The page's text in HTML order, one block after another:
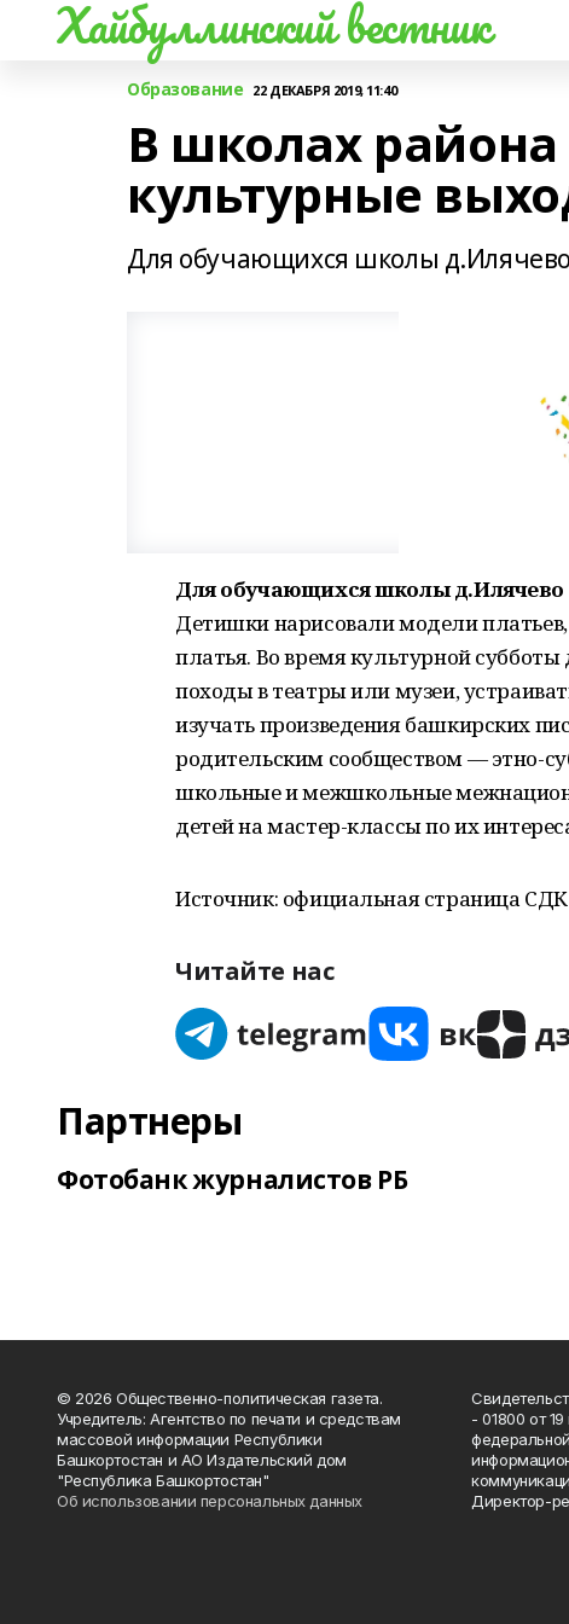
Хайбуллинский вестник
Образование 22 ДЕКАБРЯ 2019, 11:40
В школах
культурные
Для обучающихся школы д.Илячево
Для обучающихся школы д.Илячево
Детишки нарисовали модели
платья. Во время культурной
походы в театры или музеи,
изучать произведения башкирских
родительским сообществом — этно-
школьные и межшкольные
детей на мастер-классы по их
Источник: официальная страница
Читайте нас
Партнеры
Фотобанк журналистов РБ
© 2026 Общественно-политическая газета.
Учредитель: Агентство по печати и средствам
массовой информации Республики
Башкортостан и АО Издательский дом
"Республика Башкортостан"
Об использовании персональных данных
- 01800 от
Директор-